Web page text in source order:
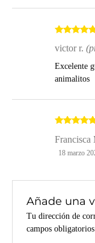
con5de 5
victor r.
Excelente
animalitos
con5de 5
18 marzo
Añade una
Tu dirección de
campos